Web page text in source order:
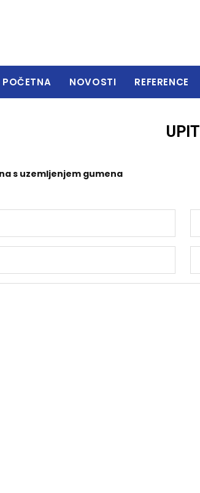
POČETNA NOVOSTI REFERENCE
UPIT
s uzemljenjem gumena